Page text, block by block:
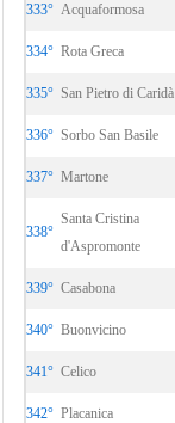
333° Acquaformosa
334° Rota Greca
335° San Pietro di Caridà
336° Sorbo San Basile
337° Martone
338°
Santa Cristina
d'Aspromonte
339° Casabona
340° Buonvicino
341° Celico
342° Placanica